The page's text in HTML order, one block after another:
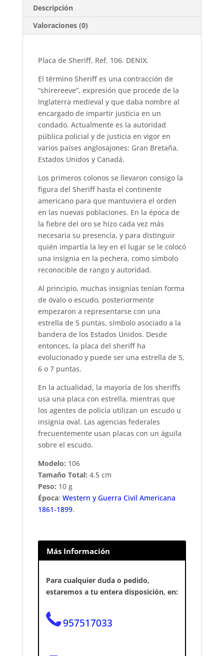
Descripción
Valoraciones (0)
Placa de Sheriff. Ref. 106. DENIX.
El término Sheriff es una contracción de
“shirereeve”, expresión que procede de la
Inglaterra medieval y que daba nombre al
encargado de impartir justicia en un
condado. Actualmente es la autoridad
pública policial y de justicia en vigor en
varios países anglosajones: Gran Bretaña,
Estados Unidos y Canadá.
Los primeros colonos se llevaron consigo la
figura del Sheriff hasta el continente
americano para que mantuviera el orden
en las nuevas poblaciones. En la época de
la fiebre del oro se hizo cada vez más
necesaria su presencia, y para distinguir
quién impartía la ley en el lugar se le colocó
una insignia en la pechera, como símbolo
reconocible de rango y autoridad.
Al principio, muchas insignias tenían forma
de óvalo o escudo, posteriormente
empezaron a representarse con una
estrella de 5 puntas, símbolo asociado a la
bandera de los Estados Unidos. Desde
entonces, la placa del sheriff ha
evolucionado y puede ser una estrella de 5,
6 o 7 puntas.
En la actualidad, la mayoría de los sheriffs
usa una placa con estrella, mientras que
los agentes de policía utilizan un escudo u
insignia oval. Las agencias federales
frecuentemente usan placas con un águila
sobre el escudo.
Modelo: 106
Tamaño Total: 4.5 cm
Peso: 10 g
Época: Western y Guerra Civil Americana
1861-1899.
Más Información
Para cualquier duda o pedido,
estaremos a tu entera disposición, en:
957517033